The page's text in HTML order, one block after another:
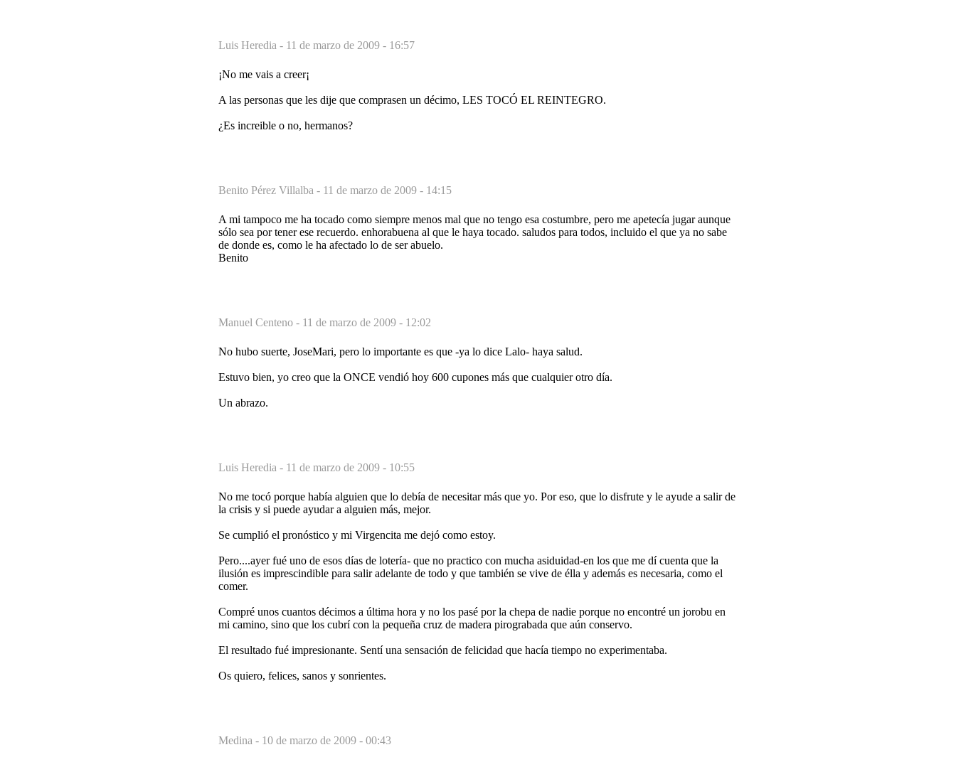
Luis Heredia - 11 de marzo de 2009 - 16:57
¡No me vais a creer¡
A las personas que les dije que comprasen un décimo, LES TOCÓ EL REINTEGRO.
¿Es increible o no, hermanos?
Benito Pérez Villalba - 11 de marzo de 2009 - 14:15
A mi tampoco me ha tocado como siempre menos mal que no tengo esa costumbre, pero me apetecía jugar aunque
sólo sea por tener ese recuerdo. enhorabuena al que le haya tocado. saludos para todos, incluido el que ya no sabe
de donde es, como le ha afectado lo de ser abuelo.
Benito
Manuel Centeno - 11 de marzo de 2009 - 12:02
No hubo suerte, JoseMari, pero lo importante es que -ya lo dice Lalo- haya salud.
Estuvo bien, yo creo que la ONCE vendió hoy 600 cupones más que cualquier otro día.
Un abrazo.
Luis Heredia - 11 de marzo de 2009 - 10:55
No me tocó porque había alguien que lo debía de necesitar más que yo. Por eso, que lo disfrute y le ayude a salir de
la crisis y si puede ayudar a alguien más, mejor.
Se cumplió el pronóstico y mi Virgencita me dejó como estoy.
Pero....ayer fué uno de esos días de lotería- que no practico con mucha asiduidad-en los que me dí cuenta que la
ilusión es imprescindible para salir adelante de todo y que también se vive de élla y además es necesaria, como el
comer.
Compré unos cuantos décimos a última hora y no los pasé por la chepa de nadie porque no encontré un jorobu en
mi camino, sino que los cubrí con la pequeña cruz de madera pirograbada que aún conservo.
El resultado fué impresionante. Sentí una sensación de felicidad que hacía tiempo no experimentaba.
Os quiero, felices, sanos y sonrientes.
Medina - 10 de marzo de 2009 - 00:43